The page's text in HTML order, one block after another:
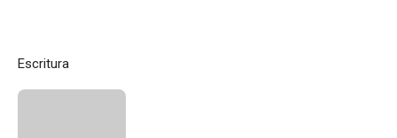
Escritura